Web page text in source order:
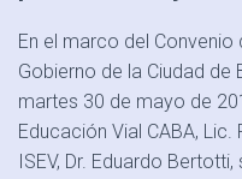
En el marco del
Gobierno de la Ciudad de
martes 30 de mayo de
Educación Vial CABA,
ISEV, Dr. Eduardo